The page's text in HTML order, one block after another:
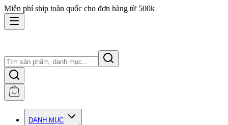
Miễn phí ship toàn quốc cho đơn hàng từ 500k
DANH MỤC